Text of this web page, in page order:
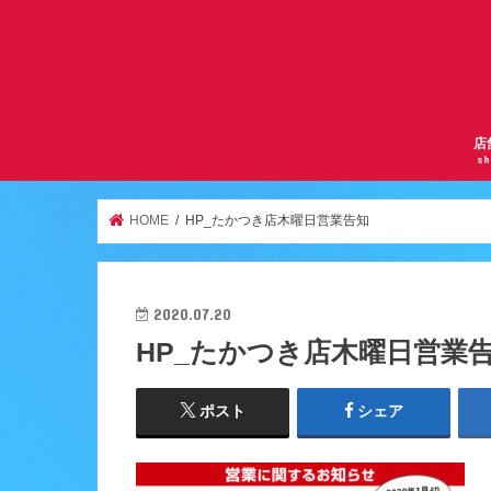
店
サ
曽
京
千
逆
ア
天
ア
服
鶴
HOME HP_たかつき店木曜日営業告知
2020.07.20
HP_たかつき店木曜日営業
ポスト シェア